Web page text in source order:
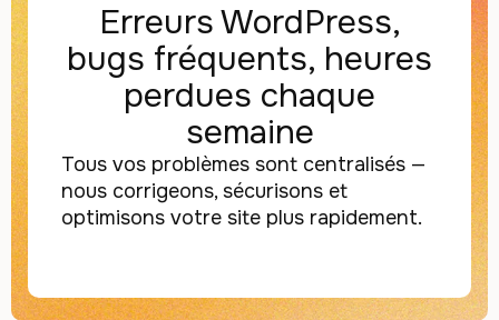
Erreurs WordPress,
bugs fréquents, heures
perdues chaque
semaine
Tous vos problèmes sont centralisés —
nous corrigeons, sécurisons et
optimisons votre site plus rapidement.